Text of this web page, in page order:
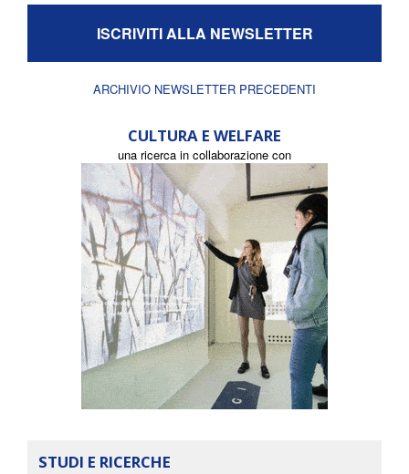
ISCRIVITI ALLA NEWSLETTER
ARCHIVIO NEWSLETTER PRECEDENTI
CULTURA E WELFARE
una ricerca in collaborazione con
STUDI E RICERCHE